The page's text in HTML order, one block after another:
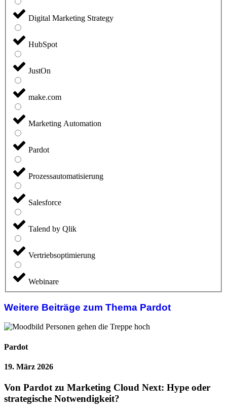
Digital Marketing Strategy
HubSpot
JustOn
make.com
Marketing Automation
Pardot
Prozessautomatisierung
Salesforce
Talend by Qlik
Vertriebsoptimierung
Webinare
Weitere Beiträge zum Thema Pardot
Pardot
19. März 2026
Von Pardot zu Marketing Cloud Next: Hype oder
strategische Notwendigkeit?